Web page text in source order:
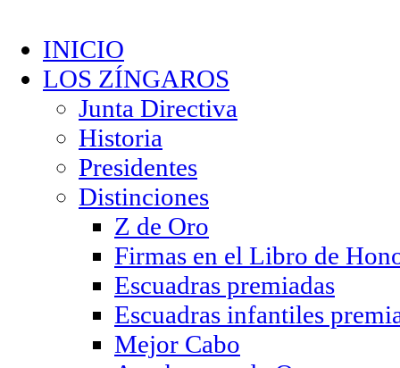
INICIO
LOS ZÍNGAROS
Junta Directiva
Historia
Presidentes
Distinciones
Z de Oro
Firmas en el Libro de
Escuadras premiadas
Escuadras infantiles
Mejor Cabo